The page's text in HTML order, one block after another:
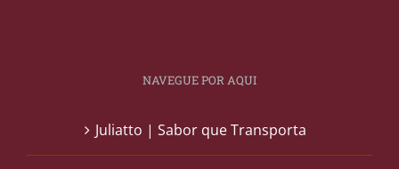
NAVEGUE POR AQUI
Juliatto | Sabor que Transporta